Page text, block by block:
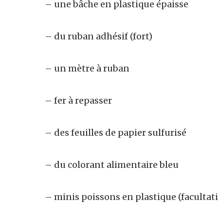
– une bâche en plastique épaisse
– du ruban adhésif (fort)
– un mètre à ruban
– fer à repasser
– des feuilles de papier sulfurisé
– du colorant alimentaire bleu
– minis poissons en plastique